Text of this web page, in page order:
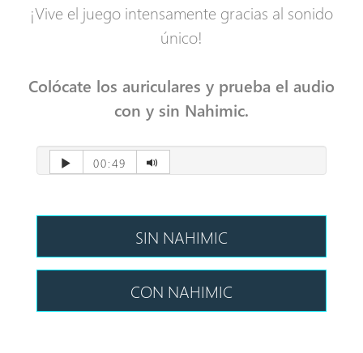
¡Vive el juego intensamente gracias al sonido
único!
Colócate los auriculares y prueba el audio
con y sin Nahimic.
00:49
SIN NAHIMIC
CON NAHIMIC